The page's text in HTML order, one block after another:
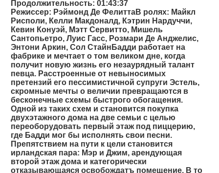
Продолжительность: 01:43:37
Режиссер: Рэймонд Де ФелиттаВ ролях: Майкл
Рисполи, Келли Макдоналд, Кэтрин Нардуччи,
Кевин Конуэй, Мэтт Сервитто, Мишель
Сантопьетро, Луис Гасс, Розмари Де Анджелис,
Энтони Аркин, Сол СтайнБадди работает на
фабрике и мечтает о том великом дне, когда
получит новую жизнь его незаурядный талант
певца. Расстроенные от невыносимых
претензий его пессимистичной супруги Эстель,
скромные мечты о величии превращаются в
бесконечные схемы быстрого обогащения.
Одной из таких схем и становится покупка
двухэтажного дома на две семьи с целью
переоборудовать первый этаж под пиццерию,
где Бадди мог бы исполнять свои песни.
Препятствием на пути к цели становится
ирландская пара: Мэр и Джим, арендующая
второй этаж дома и категорически
отказывающаяся освобождатъ помещение. В то